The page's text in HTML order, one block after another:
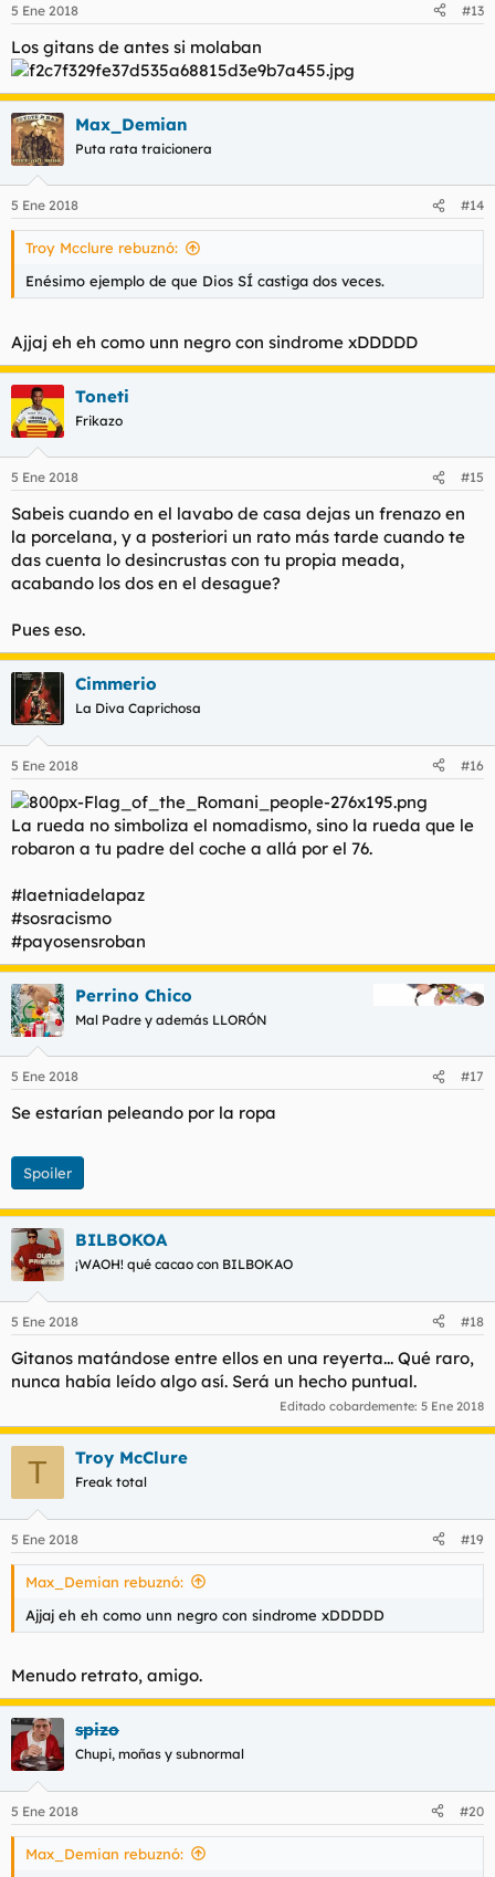
5 Ene 2018 #13
Los gitans de antes si molaban
Max_Demian
Puta rata traicionera
5 Ene 2018 #14
Troy Mcclure rebuznó:
Enésimo ejemplo de que Dios SÍ castiga dos veces.
Ajjaj eh eh como unn negro con sindrome xDDDDD
Toneti
Frikazo
5 Ene 2018 #15
Sabeis cuando en el lavabo de casa dejas un frenazo en
la porcelana, y a posteriori un rato más tarde cuando te
das cuenta lo desincrustas con tu propia meada,
acabando los dos en el desague?
Pues eso.
Cimmerio
La Diva Caprichosa
5 Ene 2018 #16
La rueda no simboliza el nomadismo, sino la rueda que le
robaron a tu padre del coche a allá por el 76.
#laetniadelapaz
#sosracismo
#payosensroban
Perrino Chico
Mal Padre y además LLORÓN
5 Ene 2018 #17
Se estarían peleando por la ropa
Spoiler
BILBOKOA
¡WAOH! qué cacao con BILBOKAO
5 Ene 2018 #18
Gitanos matándose entre ellos en una reyerta... Qué raro,
nunca había leído algo así. Será un hecho puntual.
Editado cobardemente: 5 Ene 2018
T Troy McClure
Freak total
5 Ene 2018 #19
Max_Demian rebuznó:
Ajjaj eh eh como unn negro con sindrome xDDDDD
Menudo retrato, amigo.
spizo
Chupi, moñas y subnormal
5 Ene 2018 #20
Max_Demian rebuznó: